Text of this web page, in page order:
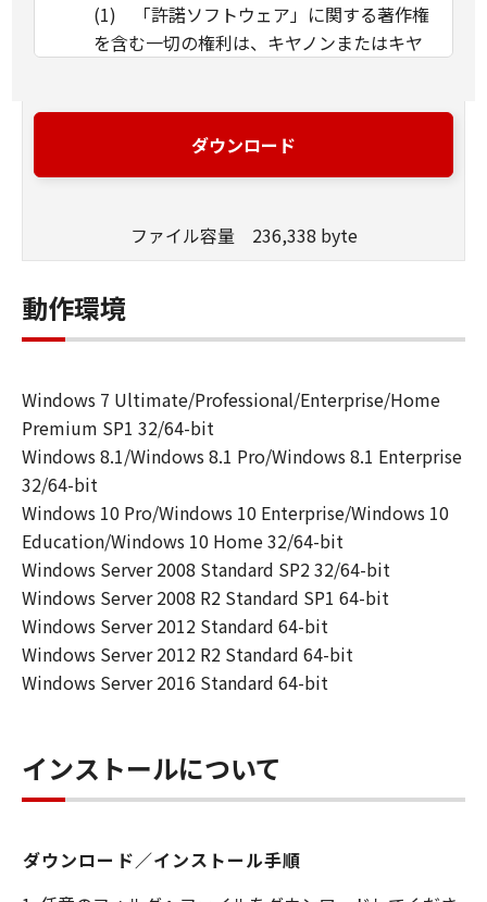
(1) 「許諾ソフトウェア」に関する著作権
を含む一切の権利は、キヤノンまたはキヤ
いかなる知的財産権も、明示たると黙示た
るとを問わず、お客様に譲渡または許諾さ
(3) お客様は、「許諾ソフトウェア」に含
まれるキヤノンまたはキヤノンのライセン
サーの著作権表示を変更、除去または削除
してはなりません。
(1) お客様は、「許諾ソフトウェア」を、
対応するキヤノンのネットワークカメラ製
品を使用する目的のために、お客様のコン
ピュータにおいて使用（「使用」とは、
「許諾ソフトウェア」をインストールする
こと、または表示すること、アクセスする
こと、読み出すこと、もしくは実行するこ
とのいずれも含むものとします。）するこ
とができます。
(2) お客様は、バックアップの目的での
み、「許諾ソフトウェア」を１コピー複製
ェア」に含まれているすべての著作権表示
を含めた形で複製を行うものとし、また、
媒体上に、「許諾ソフトウェア」に表示さ
れているものと同一の著作権表示を行うも
ダウンロード
ファイル容量 236,338 byte
動作環境
Windows 7 Ultimate/Professional/Enterprise/Home
Premium SP1 32/64-bit
Windows 8.1/Windows 8.1 Pro/Windows 8.1 Enterprise
32/64-bit
Windows 10 Pro/Windows 10 Enterprise/Windows 10
Education/Windows 10 Home 32/64-bit
Windows Server 2008 Standard SP2 32/64-bit
Windows Server 2008 R2 Standard SP1 64-bit
Windows Server 2012 Standard 64-bit
Windows Server 2012 R2 Standard 64-bit
Windows Server 2016 Standard 64-bit
インストールについて
ダウンロード／インストール手順